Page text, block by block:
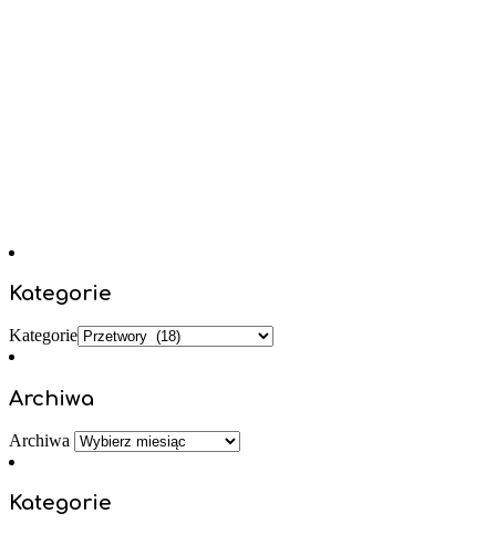
Kategorie
Kategorie
Archiwa
Archiwa
Kategorie